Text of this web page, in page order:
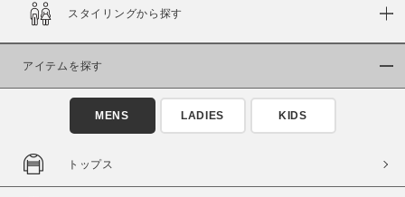
スタイリングから探す
アイテムを探す
MENS LADIES KIDS
トップス